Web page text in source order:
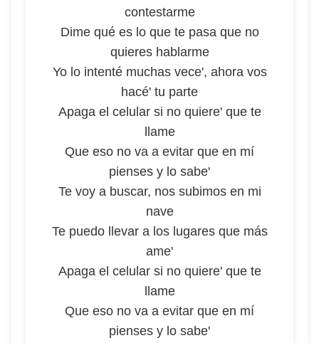
contestarme
Dime qué es lo que te pasa que no
quieres hablarme
Yo lo intenté muchas vece', ahora vos
hacé' tu parte
Apaga el celular si no quiere' que te
llame
Que eso no va a evitar que en mí
pienses y lo sabe'
Te voy a buscar, nos subimos en mi
nave
Te puedo llevar a los lugares que más
ame'
Apaga el celular si no quiere' que te
llame
Que eso no va a evitar que en mí
pienses y lo sabe'